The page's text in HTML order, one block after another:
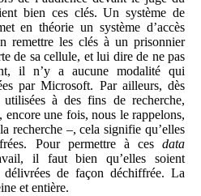
bien ces clés. Un système de
en théorie un système d’accès
remettre les clés à un prisonnier
de sa cellule, et lui dire de ne pas
il n’y a aucune modalité qui
par Microsoft. Par ailleurs, dès
à des fins de recherche,
une fois, nous le rappelons,
recherche –, cela signifie qu’elles
Pour permettre à ces data
il faut bien qu’elles soient
de façon déchiffrée. La
et entière.